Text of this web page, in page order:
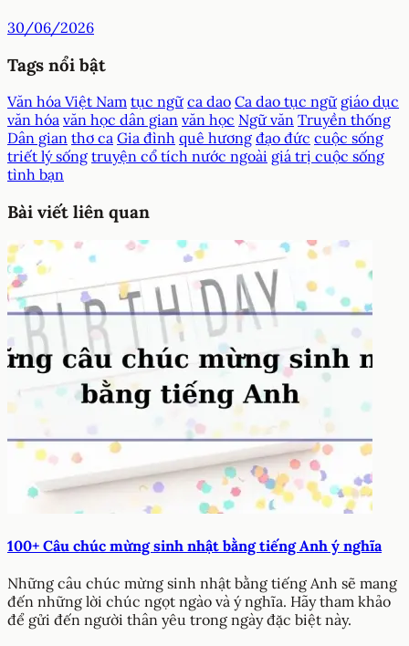
30/06/2026
Tags nổi bật
Văn hóa Việt Nam tục ngữ ca dao Ca dao tục ngữ giáo dục
văn hóa văn học dân gian văn học Ngữ văn Truyền thống
Dân gian thơ ca Gia đình quê hương đạo đức cuộc sống
triết lý sống truyện cổ tích nước ngoài giá trị cuộc sống
tình bạn
Bài viết liên quan
100+ Câu chúc mừng sinh nhật bằng tiếng Anh ý nghĩa
Những câu chúc mừng sinh nhật bằng tiếng Anh sẽ mang
đến những lời chúc ngọt ngào và ý nghĩa. Hãy tham khảo
để gửi đến người thân yêu trong ngày đặc biệt này.